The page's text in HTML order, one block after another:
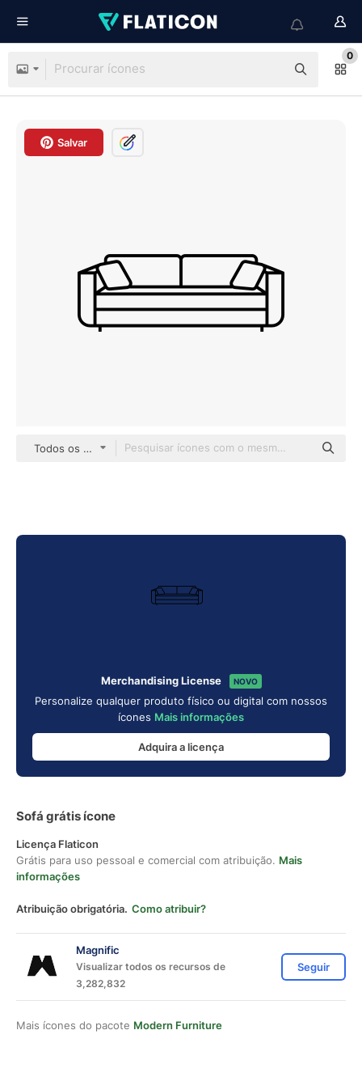
0
Salvar
Todos os estilos
Merchandising License NOVO
Personalize qualquer produto físico ou digital com nossos
ícones Mais informações
Adquira a licença
Sofá grátis ícone
Licença Flaticon
Grátis para uso pessoal e comercial com atribuição. Mais
informações
Atribuição obrigatória. Como atribuir?
Magnific
Visualizar todos os recursos de
3,282,832
Seguir
Mais ícones do pacote Modern Furniture